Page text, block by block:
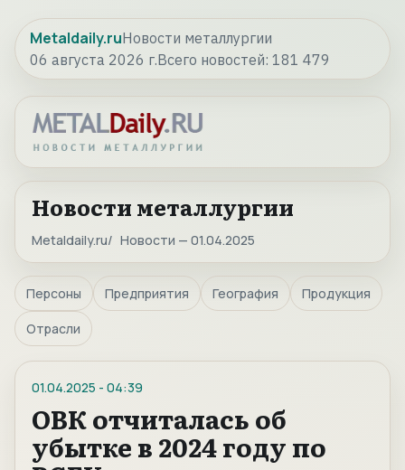
Metaldaily.ruНовости металлургии
06 августа 2026 г.Всего новостей: 181 479
Новости металлургии
Metaldaily.ru Новости — 01.04.2025
Персоны Предприятия География Продукция
Отрасли
01.04.2025 - 04:39
ОВК отчиталась об
убытке в 2024 году по